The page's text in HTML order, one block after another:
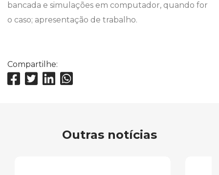
bancada e simulações em computador, quando for
o caso; apresentação de trabalho.
Compartilhe:
Outras notícias